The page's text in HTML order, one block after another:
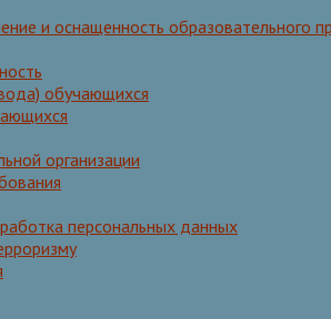
и оснащенность образовательного
обучающихся
организации
персональных данных